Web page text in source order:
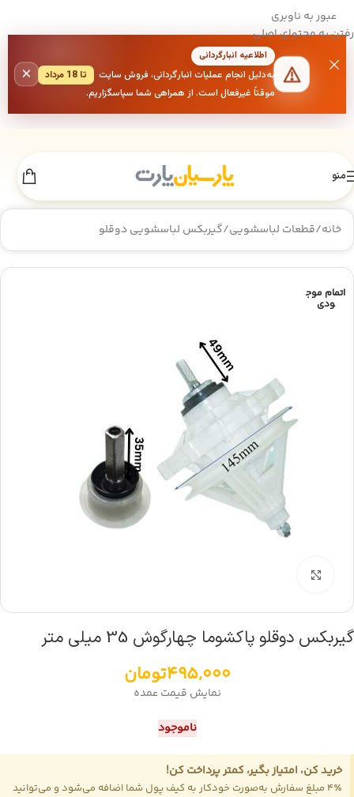
عبور به ناوبری
رفتن به محتوای اصلی
اطلاعیه انبارگردانی
به‌دلیل انجام عملیات انبارگردانی، فروش سایت
تا 18 مرداد
موقتاً غیرفعال است. از همراهی شما سپاسگزاریم.
×
منو
خانه/قطعات لباسشویی/گیربکس لباسشویی دوقلو
اتمام موج
ودی
گیربکس دوقلو پاکشوما چهارگوش 35 میلی متر
495,000تومان
نمایش قیمت عمده
ناموجود
خرید کن، امتیاز بگیر، کمتر پرداخت کن!
4٪ مبلغ سفارش به‌صورت خودکار به کیف پول شما اضافه می‌شود و می‌توانید